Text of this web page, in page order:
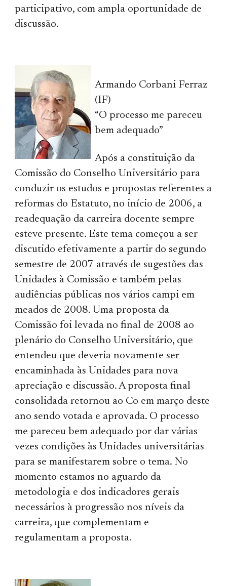
participativo, com ampla oportunidade de
discussão.
Armando Corbani Ferraz
(IF)
“O processo me pareceu
bem adequado”
Após a constituição da
Comissão do Conselho Universitário para
conduzir os estudos e propostas referentes a
reformas do Estatuto, no início de 2006, a
readequação da carreira docente sempre
esteve presente. Este tema começou a ser
discutido efetivamente a partir do segundo
semestre de 2007 através de sugestões das
Unidades à Comissão e também pelas
audiências públicas nos vários campi em
meados de 2008. Uma proposta da
Comissão foi levada no final de 2008 ao
plenário do Conselho Universitário, que
entendeu que deveria novamente ser
encaminhada às Unidades para nova
apreciação e discussão. A proposta final
consolidada retornou ao Co em março deste
ano sendo votada e aprovada. O processo
me pareceu bem adequado por dar várias
vezes condições às Unidades universitárias
para se manifestarem sobre o tema. No
momento estamos no aguardo da
metodologia e dos indicadores gerais
necessários à progressão nos níveis da
carreira, que complementam e
regulamentam a proposta.